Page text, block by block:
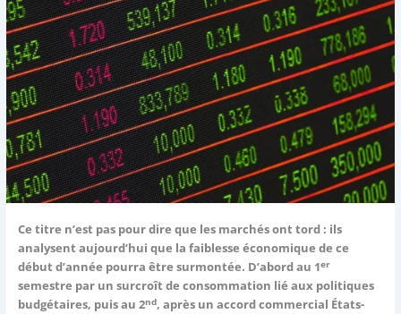
Ce titre n’est pas pour dire que les marchés ont tord : ils
analysent aujourd’hui que la faiblesse économique de ce
début d’année pourra être surmontée. D’abord au 1er
semestre par un surcroît de consommation lié aux politiques
budgétaires, puis au 2nd, après un accord commercial États-